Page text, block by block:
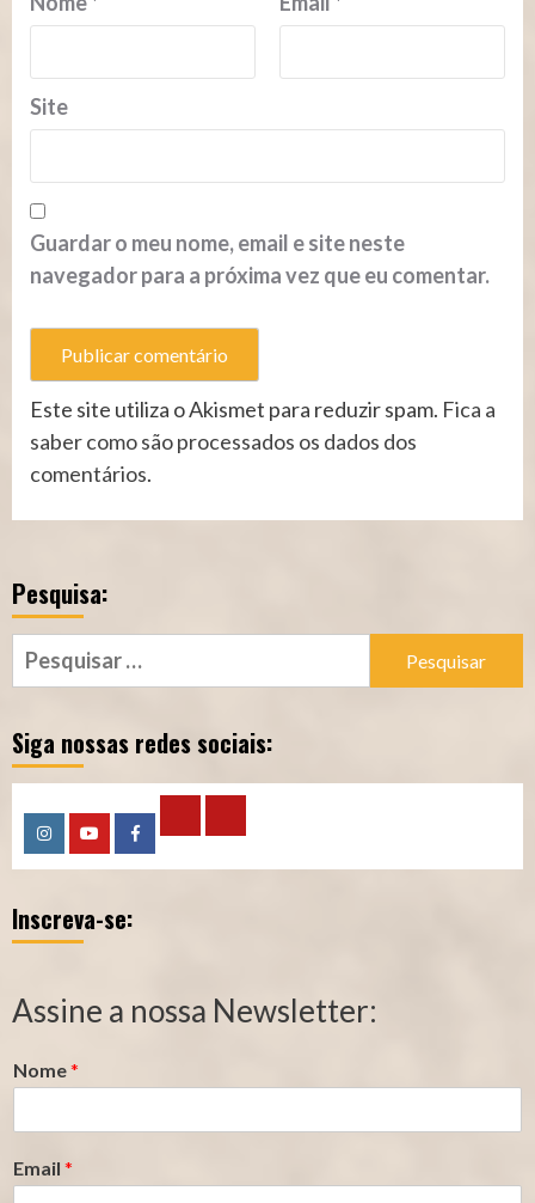
Site
Guardar o meu nome, email e site neste
navegador para a próxima vez que eu comentar.
Este site utiliza o Akismet para reduzir spam. Fica a
saber como são processados os dados dos
comentários.
Pesquisa:
Pesquisar
por:
Siga nossas redes sociais:
InstagramYouTubeFacebook
Calculadora
–
Segurado
Calculadora
–
Contribuição
Inscreva-se:
Assine a nossa Newsletter:
Nome*
Email *